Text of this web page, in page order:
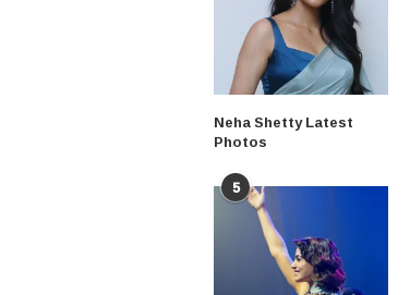
Neha Shetty Latest
Photos
5